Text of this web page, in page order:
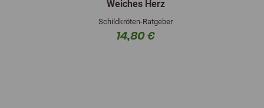
Weiches Herz
Schildkröten-Ratgeber
14,80 €